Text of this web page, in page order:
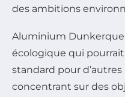
des ambitions
Aluminium
écologique qui
standard pour
concentrant sur des